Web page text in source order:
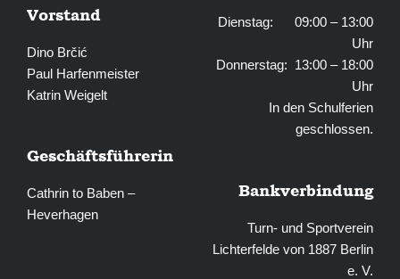
Vorstand
Dino Brčić
Paul Harfenmeister
Katrin Weigelt
Geschäftsführerin
Cathrin to Baben –
Heverhagen
Dienstag: 09:00 – 13:00
Uhr
Donnerstag: 13:00 – 18:00
Uhr
In den Schulferien
geschlossen.
Bankverbindung
Turn- und Sportverein
Lichterfelde von 1887 Berlin
e. V.